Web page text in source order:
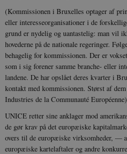
(Kommissionen i Bruxelles optager af
eller interesseorganisationer i de
grund er nydelig og uantastelig: man vil
hovederne på de nationale regeringer.
behagelig for kommissionen. Der er
som i sig forener samme branche- eller
landene. De har opslået deres kvarter i
kontakt med kommissionen. Størst af
Industries de la Communauté
UNICE retter sine anklager mod
de gør krav på det europæiske
overs til de europæiske virksomheder, —
europæiske kartelaftaler og andre